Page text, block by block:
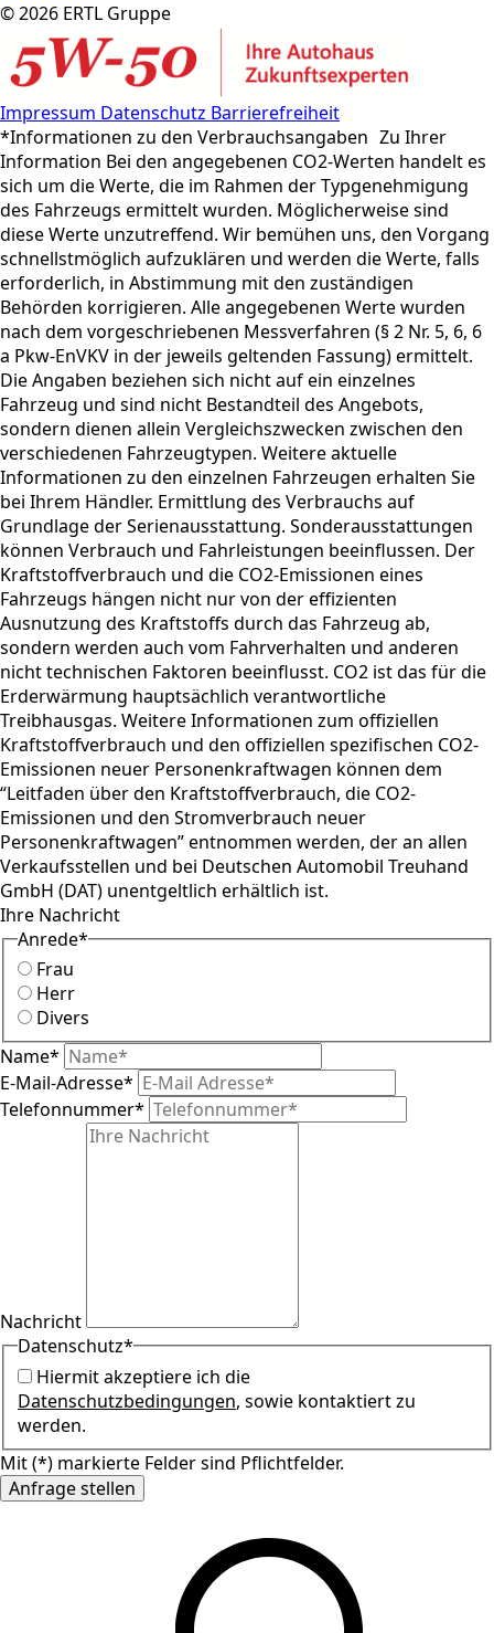
© 2026 ERTL Gruppe
Impressum Datenschutz Barrierefreiheit
*Informationen zu den Verbrauchsangaben Zu Ihrer
Information Bei den angegebenen CO2-Werten handelt es
sich um die Werte, die im Rahmen der Typgenehmigung
des Fahrzeugs ermittelt wurden. Möglicherweise sind
diese Werte unzutreffend. Wir bemühen uns, den Vorgang
schnellstmöglich aufzuklären und werden die Werte, falls
erforderlich, in Abstimmung mit den zuständigen
Behörden korrigieren. Alle angegebenen Werte wurden
nach dem vorgeschriebenen Messverfahren (§ 2 Nr. 5, 6, 6
a Pkw-EnVKV in der jeweils geltenden Fassung) ermittelt.
Die Angaben beziehen sich nicht auf ein einzelnes
Fahrzeug und sind nicht Bestandteil des Angebots,
sondern dienen allein Vergleichszwecken zwischen den
verschiedenen Fahrzeugtypen. Weitere aktuelle
Informationen zu den einzelnen Fahrzeugen erhalten Sie
bei Ihrem Händler. Ermittlung des Verbrauchs auf
Grundlage der Serienausstattung. Sonderausstattungen
können Verbrauch und Fahrleistungen beeinflussen. Der
Kraftstoffverbrauch und die CO2-Emissionen eines
Fahrzeugs hängen nicht nur von der effizienten
Ausnutzung des Kraftstoffs durch das Fahrzeug ab,
sondern werden auch vom Fahrverhalten und anderen
nicht technischen Faktoren beeinflusst. CO2 ist das für die
Erderwärmung hauptsächlich verantwortliche
Treibhausgas. Weitere Informationen zum offiziellen
Kraftstoffverbrauch und den offiziellen spezifischen CO2-
Emissionen neuer Personenkraftwagen können dem
“Leitfaden über den Kraftstoffverbrauch, die CO2-
Emissionen und den Stromverbrauch neuer
Personenkraftwagen” entnommen werden, der an allen
Verkaufsstellen und bei Deutschen Automobil Treuhand
GmbH (DAT) unentgeltlich erhältlich ist.
Ihre Nachricht
Anrede*
Frau
Herr
Divers
Name*
E-Mail-Adresse*
Telefonnummer*
Nachricht
Datenschutz*
Hiermit akzeptiere ich die
Datenschutzbedingungen, sowie kontaktiert zu
werden.
Mit (*) markierte Felder sind Pflichtfelder.
Anfrage stellen